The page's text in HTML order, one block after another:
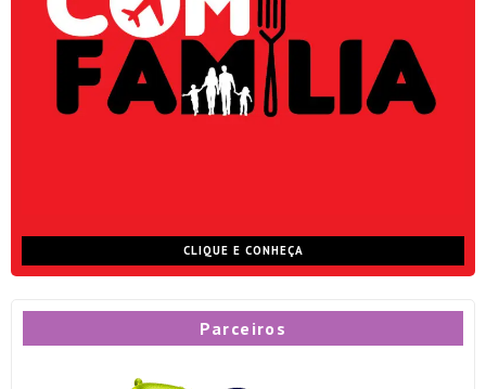
CLIQUE E CONHEÇA
Parceiros